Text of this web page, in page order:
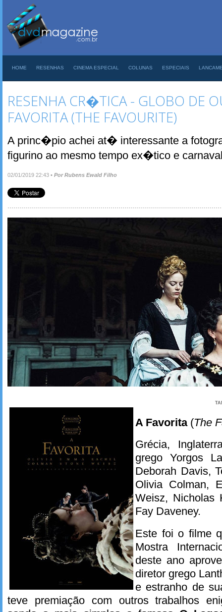
HOME RESENHAS CINEMA ESPECIAL COLUNAS ESPECIAIS
RESENHA CR�TICA - GLOBO DE
FAVORITA (THE FAVOURITE)
A princ�pio achei at� interessante a
figurino ao mesmo tempo ex�tico e
02/01/2019 22:43 • Por Rubens Ewald Filho
A Favorita(The
Grécia,
grego Yorgos
Deborah Davis,
Olivia Colman,
Weisz, Nicholas
Fay Daveney.
Este foi o filme
Mostra
deste ano
diretor grego
e estranho de
teve premiação com outros trabalhos